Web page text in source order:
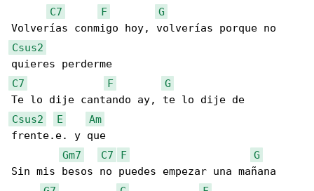
C7
F
G
Csus2
C7
F
G
Csus2
E
Am
frente.e. y que
Gm7
C7 F
G
Sin mis besos no puedes empezar una mañana